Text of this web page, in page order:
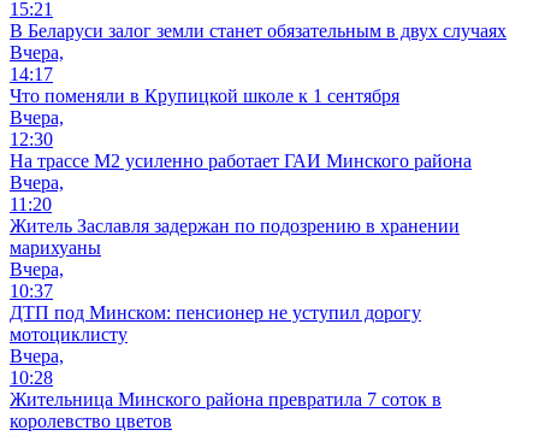
15:21
В Беларуси залог земли станет обязательным в двух случаях
Вчера,
14:17
Что поменяли в Крупицкой школе к 1 сентября
Вчера,
12:30
На трассе М2 усиленно работает ГАИ Минского района
Вчера,
11:20
Житель Заславля задержан по подозрению в хранении
марихуаны
Вчера,
10:37
ДТП под Минском: пенсионер не уступил дорогу
мотоциклисту
Вчера,
10:28
Жительница Минского района превратила 7 соток в
королевство цветов